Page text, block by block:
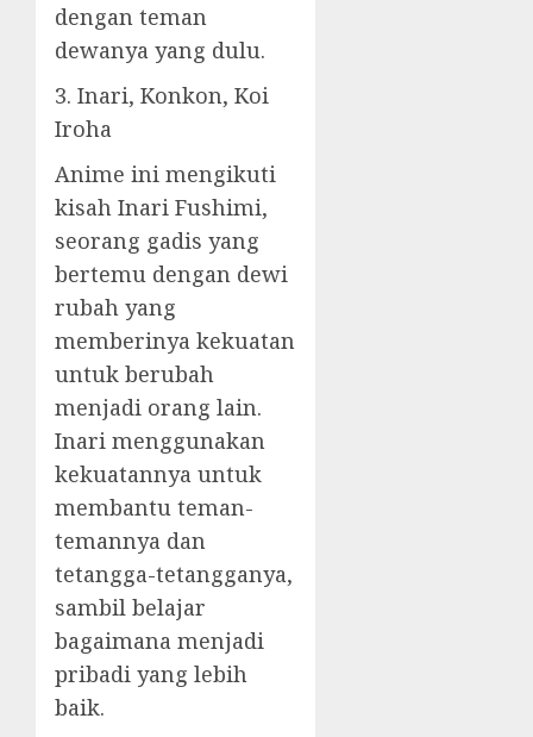
dengan teman
dewanya yang dulu.
3. Inari, Konkon, Koi
Iroha
Anime ini mengikuti
kisah Inari Fushimi,
seorang gadis yang
bertemu dengan dewi
rubah yang
memberinya kekuatan
untuk berubah
menjadi orang lain.
Inari menggunakan
kekuatannya untuk
membantu teman-
temannya dan
tetangga-tetangganya,
sambil belajar
bagaimana menjadi
pribadi yang lebih
baik.